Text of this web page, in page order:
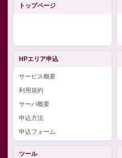
トップページ
HPエリア申込
サービス概要
利用規約
サーバ概要
申込方法
申込フォーム
ツール